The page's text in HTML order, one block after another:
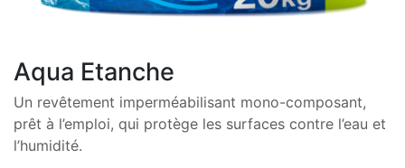
Aqua Etanche
Un revêtement imperméabilisant mono-composant,
prêt à l’emploi, qui protège les surfaces contre l’eau et
l’humidité.